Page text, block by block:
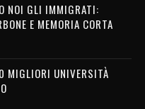
NOI GLI IMMIGRATI:
E MEMORIA CORTA
MIGLIORI UNIVERSITÀ